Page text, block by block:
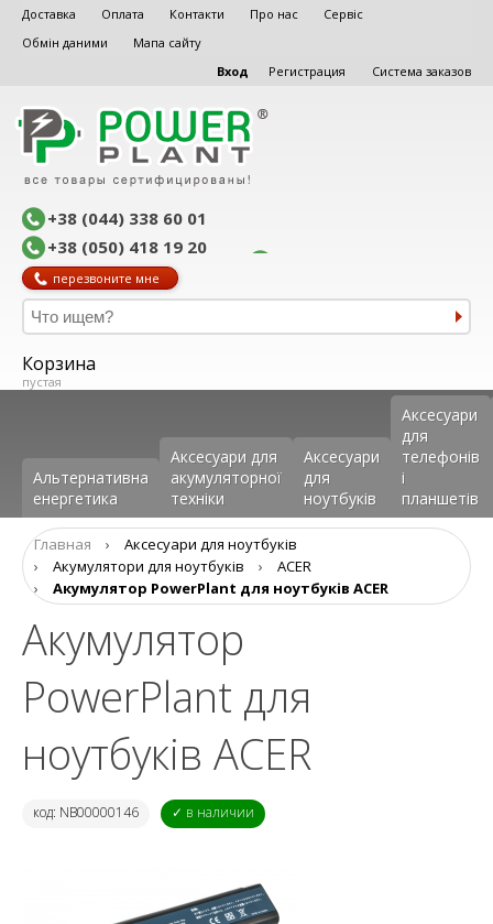
Доставка Оплата Контакти Про нас
Сервіс
Обмін даними
Мапа сайту
Вход
Регистрация Система заказов
+38 (044) 338 60 01
+38 (050) 418 19 20
перезвоните мне
Корзина
пустая
Альтернативна
енергетика
Аксесуари для
акумуляторної
техніки
Аксесуари
для
ноутбуків
Аксеcуари
для
телефонів
і
планшетів
Главная ›
Аксесуари для ноутбуків
›
Aкумулятори для ноутбуків ›
ACER
›
Акумулятор PowerPlant для ноутбуків ACER
Акумулятор
PowerPlant для
ноутбуків ACER
код: NB00000146 ✓ в наличии